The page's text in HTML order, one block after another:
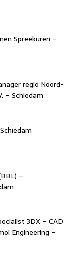
Spreekuren –
regio Noord-
– Schiedam
–
3DX – CAD
Engineering –